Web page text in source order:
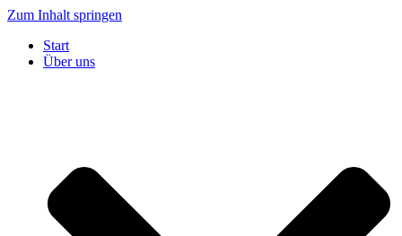
Zum Inhalt springen
Start
Über uns